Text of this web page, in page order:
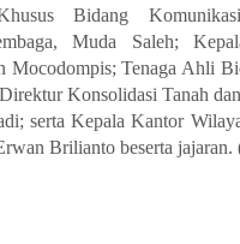
Bidang
Muda Saleh;
Mocodompis; Tenaga Ahli
Konsolidasi Tanah
serta Kepala Kantor
Brilianto beserta